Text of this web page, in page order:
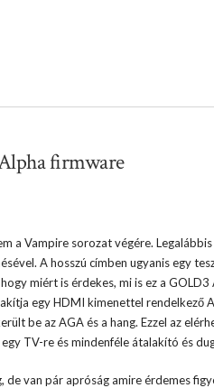
firmware
a Vampire sorozat végére.
A hosszú címben ugyanis egy
miért is érdekes, mi is ez a
egy HDMI kimenettel rendelkező
be az AGA és a hang. Ezzel az
TV-re és mindenféle átalakító és
van pár apróság amire érdemes